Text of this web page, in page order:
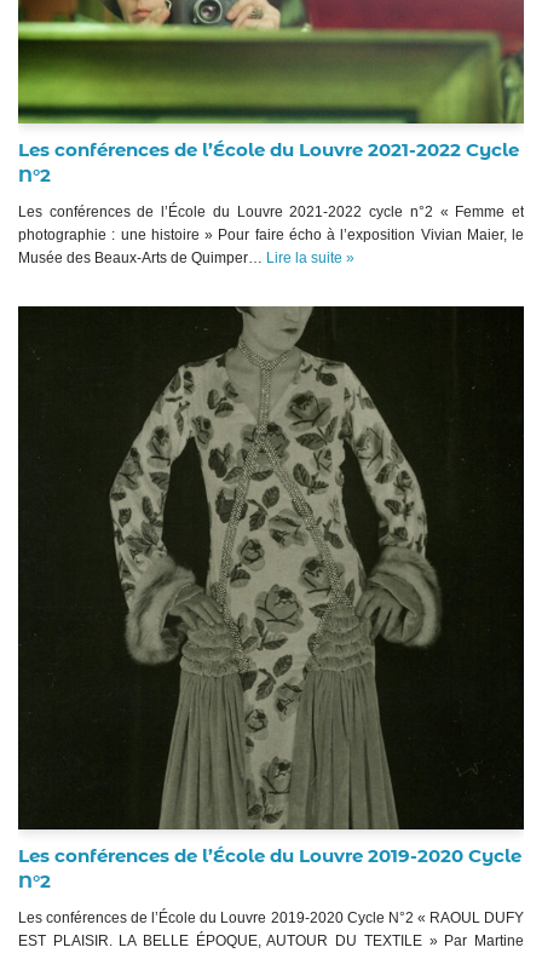
Les conférences de l’École du Louvre 2021-2022 Cycle
N°2
Les conférences de l’École du Louvre 2021-2022 cycle n°2 « Femme et
photographie : une histoire » Pour faire écho à l’exposition Vivian Maier, le
Musée des Beaux-Arts de Quimper… Lire la suite »
Les conférences de l’École du Louvre 2019-2020 Cycle
N°2
Les conférences de l’École du Louvre 2019-2020 Cycle N°2 « RAOUL DUFY
EST PLAISIR. LA BELLE ÉPOQUE, AUTOUR DU TEXTILE » Par Martine